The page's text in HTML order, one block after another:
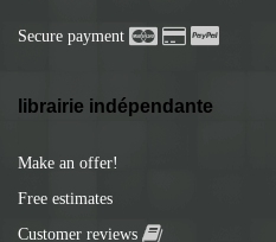
Secure payment
librairie indépendante
Make an offer!
Free estimates
Customer reviews